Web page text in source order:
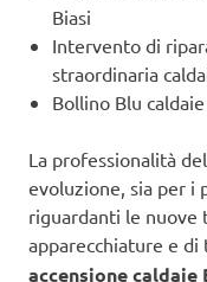
Biasi
Intervento di
straordinaria
Bollino Blu
La professionalità
evoluzione, sia per i
riguardanti le nuove
apparecchiature e
accensione caldaie